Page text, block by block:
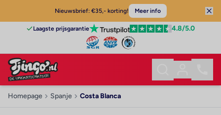
Nieuwsbrief: €35,- korting! Meer info
Laagste prijsgarantie 4.8/5.0
Homepage Spanje Costa Blanca